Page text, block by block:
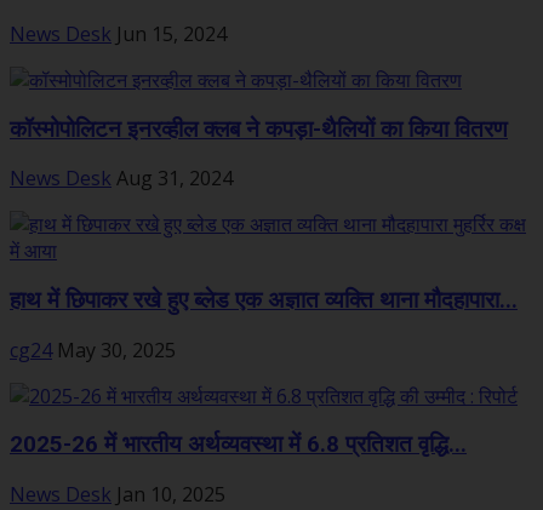
News Desk Jun 15, 2024
कॉस्मोपोलिटन इनरव्हील क्लब ने कपड़ा-थैलियों का किया वितरण
News Desk Aug 31, 2024
हाथ में छिपाकर रखे हुए ब्लेड एक अज्ञात व्यक्ति थाना मौदहापारा...
cg24 May 30, 2025
2025-26 में भारतीय अर्थव्यवस्था में 6.8 प्रतिशत वृद्धि...
News Desk Jan 10, 2025